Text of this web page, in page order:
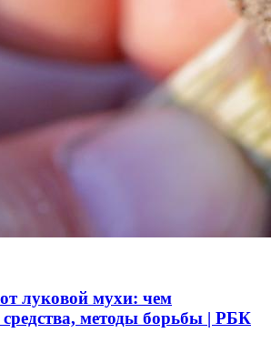
луковой мухи: чем
средства, методы борьбы | РБК